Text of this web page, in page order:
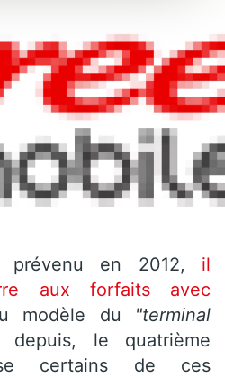
prévenu en 2012, il
aux forfaits avec
modèle du "terminal
le quatrième
certains de ces